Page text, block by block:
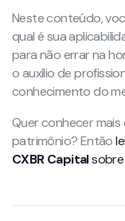
Neste conteúdo,
qual é sua
para não errar na
o auxílio de
conhecimento do
Quer conhecer
patrimônio? Então
CXBR Capitalsobre